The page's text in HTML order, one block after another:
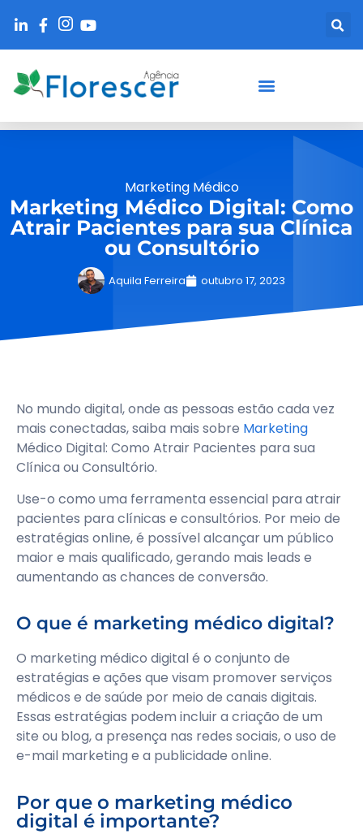
Marketing Médico
Marketing Médico Digital: Como
Atrair Pacientes para sua Clínica
ou Consultório
Aquila Ferreira outubro 17, 2023
No mundo digital, onde as pessoas estão cada vez
mais conectadas, saiba mais sobre Marketing
Médico Digital: Como Atrair Pacientes para sua
Clínica ou Consultório.
Use-o como uma ferramenta essencial para atrair
pacientes para clínicas e consultórios. Por meio de
estratégias online, é possível alcançar um público
maior e mais qualificado, gerando mais leads e
aumentando as chances de conversão.
O que é marketing médico digital?
O marketing médico digital é o conjunto de
estratégias e ações que visam promover serviços
médicos e de saúde por meio de canais digitais.
Essas estratégias podem incluir a criação de um
site ou blog, a presença nas redes sociais, o uso de
e-mail marketing e a publicidade online.
Por que o marketing médico
digital é importante?